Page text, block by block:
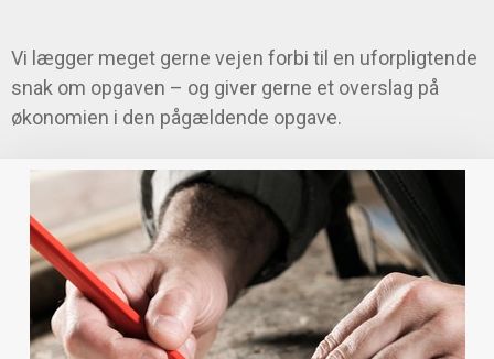
Vi lægger meget gerne vejen forbi til en uforpligtende
snak om opgaven – og giver gerne et overslag på
økonomien i den pågældende opgave.